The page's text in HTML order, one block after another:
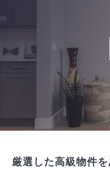
厳選した高級物件